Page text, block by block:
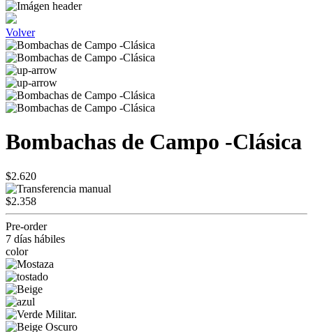
Volver
Bombachas de Campo -Clásica
$2.620
$2.358
Pre-order
7 días hábiles
color